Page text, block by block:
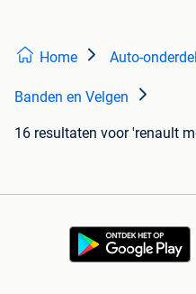
Home Auto-
Banden en Velgen
16 resultaten voor 'renault